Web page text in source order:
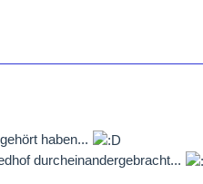
haben...
durcheinandergebracht...